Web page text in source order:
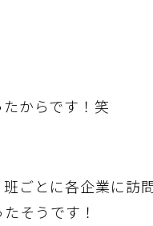
からです！笑
ごとに各企業に訪
そうです！